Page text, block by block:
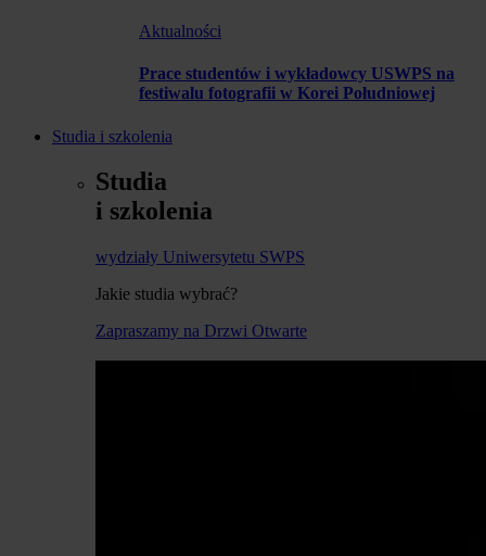
Aktualności
Prace studentów i wykładowcy USWPS na
festiwalu fotografii w Korei Południowej
Studia i szkolenia
Studia
i szkolenia
wydziały Uniwersytetu SWPS
Jakie studia wybrać?
Zapraszamy na Drzwi Otwarte